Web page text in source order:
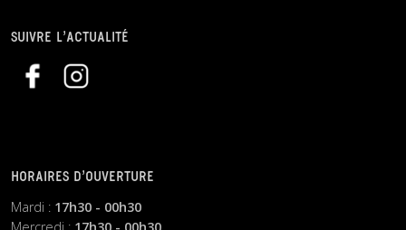
SUIVRE L’ACTUALITÉ
HORAIRES D’OUVERTURE
Mardi : 17h30 - 00h30